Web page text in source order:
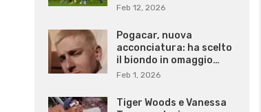
Feb 12, 2026
Pogacar, nuova
acconciatura: ha scelto
il biondo in omaggio…
Feb 1, 2026
Tiger Woods e Vanessa